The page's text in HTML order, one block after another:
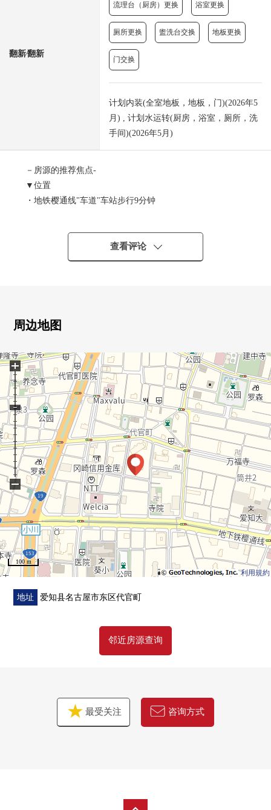
翻新⁄翻新
流理台（厨房）更换 浴室更换
厕所更换 盥洗台交换 地板更换
门交换
计划内装(全室地板，地板，门)(2026年5
月) , 计划水运转(厨房，浴室，厕所，洗
手间)(2026年5月)
－房源的推荐焦点-
▼位置
・地铁樱通线"车道"车站步行9分钟
・地铁东山线"新荣町"车站步行11分钟
・能使用2线路3车站的位置
▼Mansion的特徴
日元～14,000日元)
・有进行以快递的代办代表的各种各样的业务的礼宾服务
・可饲养宠物(有规章)
▼房间的特徴
・向所在阶11楼，东南有，阳光，通风、风景良好
・实际使用面积84.67平米的3LDK的房间
・住戸内是高低差别的少的无障碍设计
・LDK是约17.7张塌塌米面积
▼设备
・在客餐厅，有地板暖气
・有浴室暖气烘干机
・能用于污垢物洗的洗手台
▼翻新内容(2026年5月实施)
[交换]组合厨房、盥洗台、整体卫浴·厕所、洗衣槽、洗衣
栓、门
[张替]Cross、地板、层瓷砖
[其他]室内清洁
▼周边环境
・azuma中学约640m
在找想要的家方面给予帮助的━━━━━・・・
查看评论
周边地图
利用規約
100 m
+
−
地址 爱知县名古屋市东区代官町
邻近房源查询
最受关注 咨询方式